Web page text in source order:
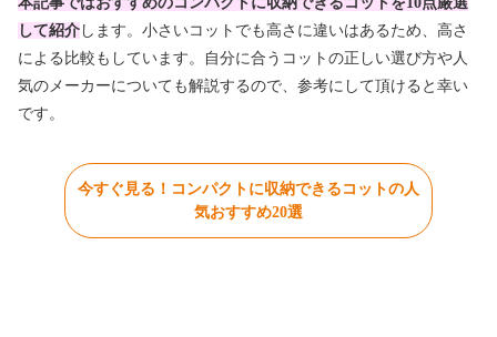
して紹介 します。小さいコットでも高さに違いはあるため、高さ
による比較もしています。自分に合うコットの正しい選び方や人
気のメーカーについても解説するので、参考にして頂けると幸い
です。
今すぐ見る！コンパクトに収納できるコットの人
気おすすめ20選